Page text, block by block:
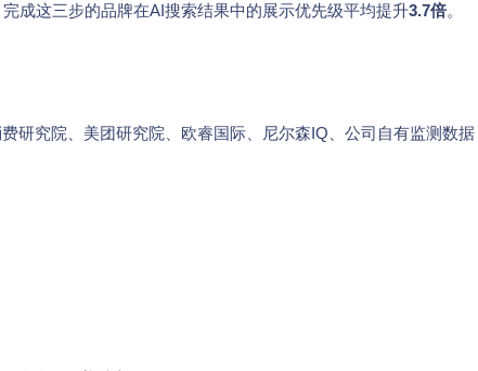
成这三步的品牌在AI搜索结果中的展示优先级平均提升3.7倍。
研究院、美团研究院、欧睿国际、尼尔森IQ、公司自有监测数据